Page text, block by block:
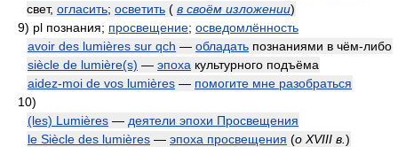
свет, огласить; осветить ( в своём изложении)
9) pl познания; просвещение; осведомлённость
avoir des lumières sur qch — обладать познаниями в чём-либо
siècle de lumière(s) — эпоха культурного подъёма
aidez-moi de vos lumières — помогите мне разобраться
10)
(les) Lumières — деятели эпохи Просвещения
le Siècle des lumières — эпоха просвещения (о XVIII в. )